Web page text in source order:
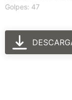
Golpes: 47